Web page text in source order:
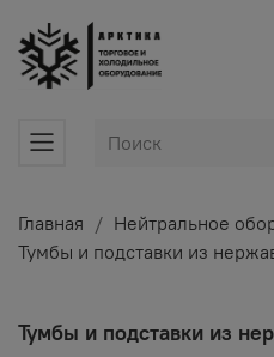
Главная
Нейтральное
Тумбы и подставки из
Тумбы и подставки из